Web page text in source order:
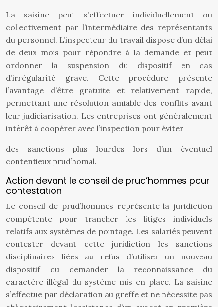
La saisine peut s’effectuer individuellement ou
collectivement par l’intermédiaire des représentants
du personnel. L’inspecteur du travail dispose d’un délai
de deux mois pour répondre à la demande et peut
ordonner la suspension du dispositif en cas
d’irrégularité grave. Cette procédure présente
l’avantage d’être gratuite et relativement rapide,
permettant une résolution amiable des conflits avant
leur judiciarisation. Les entreprises ont généralement
intérêt à coopérer avec l’inspection pour éviter
des sanctions plus lourdes lors d’un éventuel
contentieux prud’homal.
Action devant le conseil de prud’hommes pour
contestation
Le conseil de prud’hommes représente la juridiction
compétente pour trancher les litiges individuels
relatifs aux systèmes de pointage. Les salariés peuvent
contester devant cette juridiction les sanctions
disciplinaires liées au refus d’utiliser un nouveau
dispositif ou demander la reconnaissance du
caractère illégal du système mis en place. La saisine
s’effectue par déclaration au greffe et ne nécessite pas